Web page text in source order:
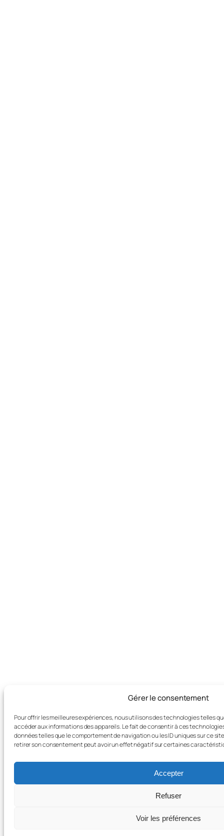
Gérer le consentement
Pour offrir les meilleures expériences, nous utilisons des technologies telles
accéder aux informations des appareils. Le fait de consentir à ces
données telles que le comportement de navigation ou les ID uniques sur ce
retirer son consentement peut avoir un effet négatif sur certaines
Accepter
Refuser
Voir les préférences